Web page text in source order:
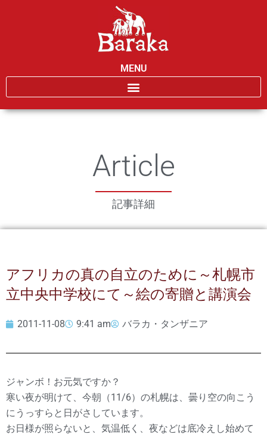
MENU
Article
記事詳細
アフリカの真の自立のために～札幌市
立中央中学校にて～絵の寄贈と講演会
2011-11-08 9:41 am バラカ・タンザニア
ジャンボ！お元気ですか？
寒い夜が明けて、今朝（11/6）の札幌は、曇り空の向こう
にうっすらと日がさしています。
お日様が照らないと、気温低く、夜などは底冷えし始めて